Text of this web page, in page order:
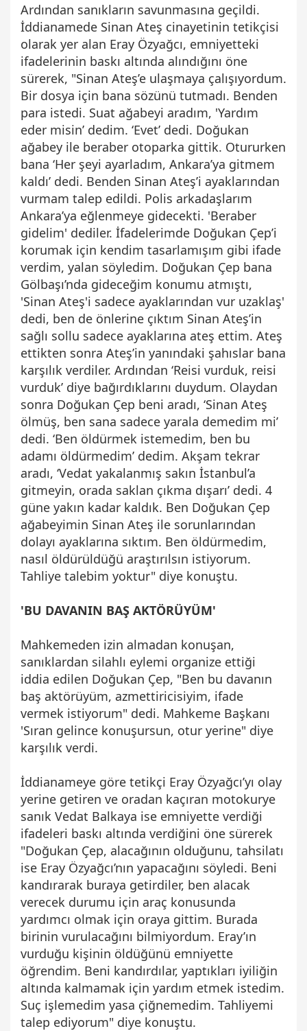
Ardından sanıkların savunmasına geçildi.
İddianamede Sinan Ateş cinayetinin tetikçisi
olarak yer alan Eray Özyağcı, emniyetteki
ifadelerinin baskı altında alındığını öne
sürerek, "Sinan Ateş’e ulaşmaya çalışıyordum.
Bir dosya için bana sözünü tutmadı. Benden
para istedi. Suat ağabeyi aradım, 'Yardım
eder misin’ dedim. ‘Evet’ dedi. Doğukan
ağabey ile beraber otoparka gittik. Otururken
bana ‘Her şeyi ayarladım, Ankara’ya gitmem
kaldı’ dedi. Benden Sinan Ateş’i ayaklarından
vurmam talep edildi. Polis arkadaşlarım
Ankara’ya eğlenmeye gidecekti. 'Beraber
gidelim' dediler. İfadelerimde Doğukan Çep’i
korumak için kendim tasarlamışım gibi ifade
verdim, yalan söyledim. Doğukan Çep bana
Gölbaşı’nda gideceğim konumu atmıştı,
'Sinan Ateş'i sadece ayaklarından vur uzaklaş'
dedi, ben de önlerine çıktım Sinan Ateş’in
sağlı sollu sadece ayaklarına ateş ettim. Ateş
ettikten sonra Ateş’in yanındaki şahıslar bana
karşılık verdiler. Ardından ‘Reisi vurduk, reisi
vurduk’ diye bağırdıklarını duydum. Olaydan
sonra Doğukan Çep beni aradı, ‘Sinan Ateş
ölmüş, ben sana sadece yarala demedim mi’
dedi. ‘Ben öldürmek istemedim, ben bu
adamı öldürmedim’ dedim. Akşam tekrar
aradı, ‘Vedat yakalanmış sakın İstanbul’a
gitmeyin, orada saklan çıkma dışarı’ dedi. 4
güne yakın kadar kaldık. Ben Doğukan Çep
ağabeyimin Sinan Ateş ile sorunlarından
dolayı ayaklarına sıktım. Ben öldürmedim,
nasıl öldürüldüğü araştırılsın istiyorum.
Tahliye talebim yoktur" diye konuştu.
'BU DAVANIN BAŞ AKTÖRÜYÜM'
Mahkemeden izin almadan konuşan,
sanıklardan silahlı eylemi organize ettiği
iddia edilen Doğukan Çep, "Ben bu davanın
baş aktörüyüm, azmettiricisiyim, ifade
vermek istiyorum" dedi. Mahkeme Başkanı
'Sıran gelince konuşursun, otur yerine" diye
karşılık verdi.
İddianameye göre tetikçi Eray Özyağcı’yı olay
yerine getiren ve oradan kaçıran motokurye
sanık Vedat Balkaya ise emniyette verdiği
ifadeleri baskı altında verdiğini öne sürerek
"Doğukan Çep, alacağının olduğunu, tahsilatı
ise Eray Özyağcı’nın yapacağını söyledi. Beni
kandırarak buraya getirdiler, ben alacak
verecek durumu için araç konusunda
yardımcı olmak için oraya gittim. Burada
birinin vurulacağını bilmiyordum. Eray’ın
vurduğu kişinin öldüğünü emniyette
öğrendim. Beni kandırdılar, yaptıkları iyiliğin
altında kalmamak için yardım etmek istedim.
Suç işlemedim yasa çiğnemedim. Tahliyemi
talep ediyorum" diye konuştu.